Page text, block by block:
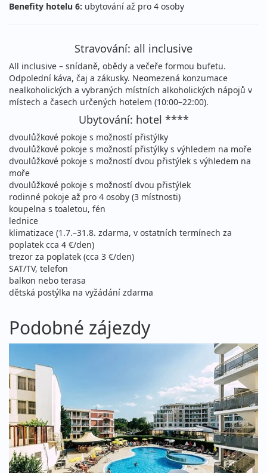
29 290 Kč
15.08. - 22.08.2026
sobota - sobota
all inclusive
letecky (Bratislava)
Sleva 17%35 390 Kč 29 290 Kč
cena za 8 dní (7 nocí) Podrobnosti
15.08. - 22.08.2026
sobota - sobota
all inclusive
letecky (Vídeň)
31 990 Kč
vyprodáno
15.08. - 25.08.2026
sobota - úterý
all inclusive
42 990 Kč
cena za 11 dní (10 nocí) vyprodáno
15.08. - 26.08.2026
sobota - středa
15.08. - 26.08.2026
Sleva 6%
Podrobnosti
15.08. - 26.08.2026
sobota - středa
all inclusive
letecky (Bratislava)
Sleva 6%48 890 Kč 46 190 Kč
cena za 12 dní (11 nocí) Podrobnosti
Benefity hotelu 6: ubytování až pro 4 osoby
Stravování: all inclusive
All inclusive – snídaně, obědy a večeře formou bufetu.
Odpolední káva, čaj a zákusky. Neomezená konzumace
nealkoholických a vybraných místních alkoholických nápojů v
místech a časech určených hotelem (10:00–22:00).
Ubytování: hotel ****
dvoulůžkové pokoje s možností přistýlky
dvoulůžkové pokoje s možností přistýlky s výhledem na moře
dvoulůžkové pokoje s možností dvou přistýlek s výhledem na
moře
dvoulůžkové pokoje s možností dvou přistýlek
rodinné pokoje až pro 4 osoby (3 místnosti)
koupelna s toaletou, fén
lednice
klimatizace (1.7.–31.8. zdarma, v ostatních termínech za
poplatek cca 4 €/den)
trezor za poplatek (cca 3 €/den)
SAT/TV, telefon
balkon nebo terasa
dětská postýlka na vyžádání zdarma
Podobné zájezdy